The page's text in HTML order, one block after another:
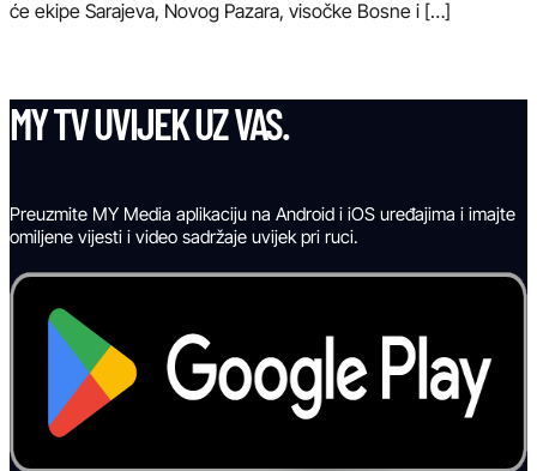
će ekipe Sarajeva, Novog Pazara, visočke Bosne i […]
MY TV UVIJEK UZ VAS.
Preuzmite MY Media aplikaciju na Android i iOS uređajima i imajte
omiljene vijesti i video sadržaje uvijek pri ruci.